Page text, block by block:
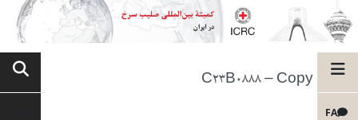
FA
C23B0888 – Copy